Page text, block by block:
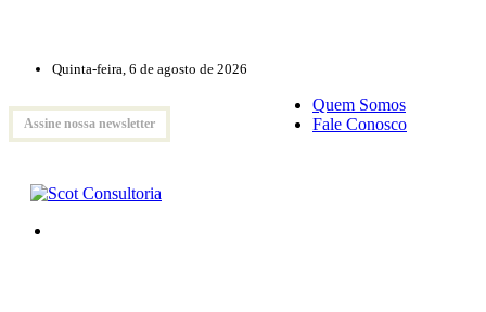
Quinta-feira, 6 de agosto de 2026
Assine nossa newsletter
Quem Somos
Fale Conosco